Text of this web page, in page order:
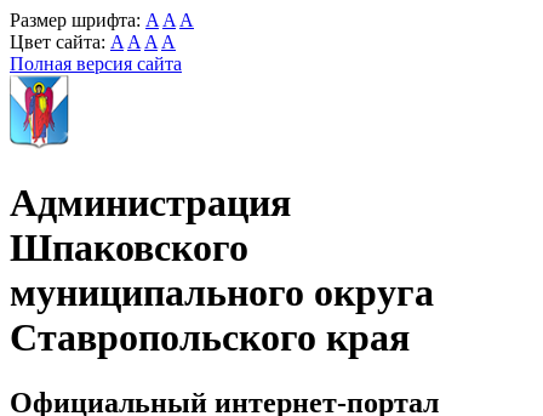
Размер шрифта: A A A
Цвет сайта: A A A A
Полная версия сайта
Администрация
Шпаковского
муниципального округа
Ставропольского края
Официальный интернет-портал